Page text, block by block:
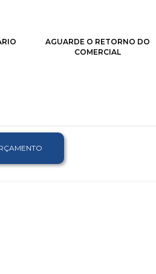
AGUARDE O RETORNO DO
COMERCIAL